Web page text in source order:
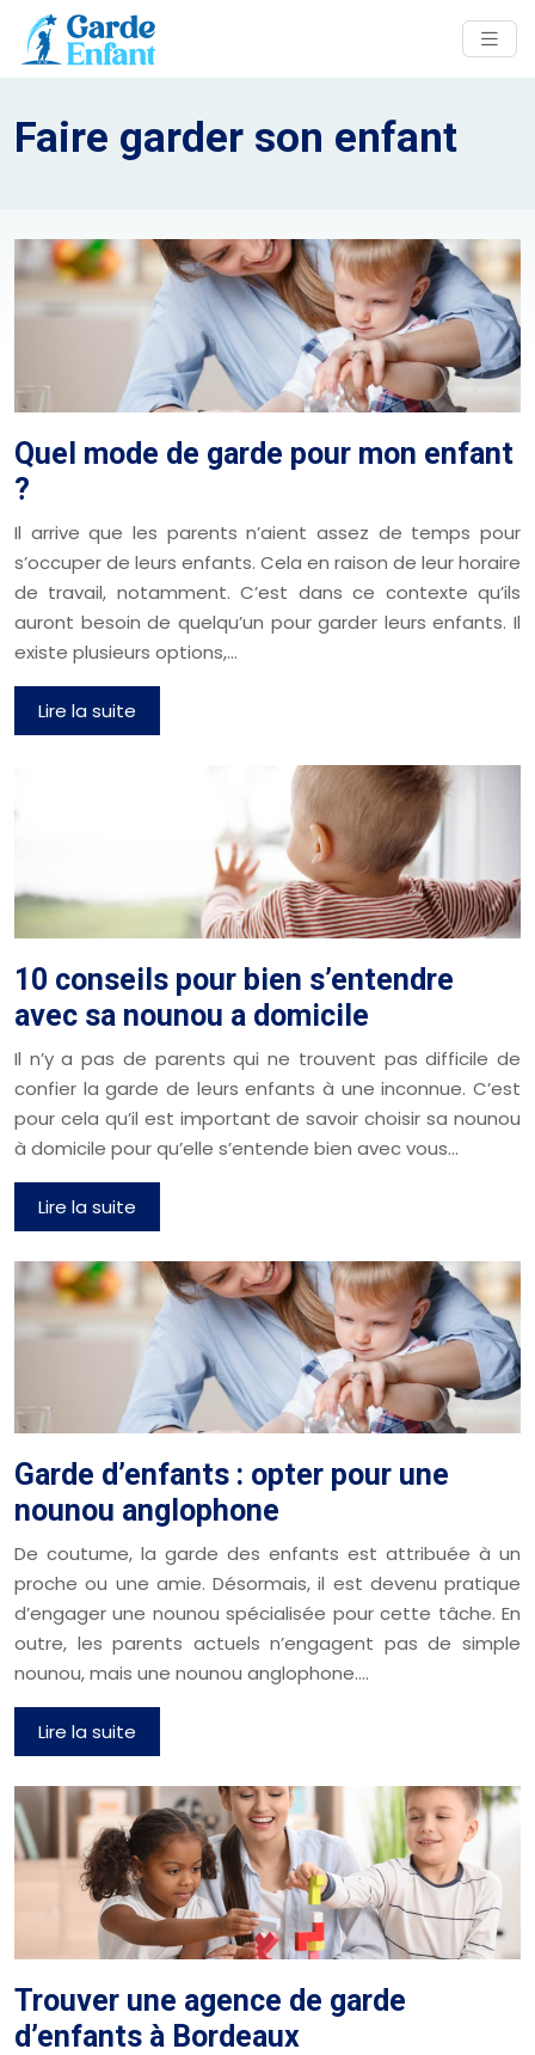
Faire garder son enfant
Quel mode de garde pour mon enfant
?
Il arrive que les parents n’aient assez de temps pour
s’occuper de leurs enfants. Cela en raison de leur horaire
de travail, notamment. C’est dans ce contexte qu’ils
auront besoin de quelqu’un pour garder leurs enfants. Il
existe plusieurs options,…
Lire la suite
10 conseils pour bien s’entendre
avec sa nounou a domicile
Il n’y a pas de parents qui ne trouvent pas difficile de
confier la garde de leurs enfants à une inconnue. C’est
pour cela qu’il est important de savoir choisir sa nounou
à domicile pour qu’elle s’entende bien avec vous…
Lire la suite
Garde d’enfants : opter pour une
nounou anglophone
De coutume, la garde des enfants est attribuée à un
proche ou une amie. Désormais, il est devenu pratique
d’engager une nounou spécialisée pour cette tâche. En
outre, les parents actuels n’engagent pas de simple
nounou, mais une nounou anglophone….
Lire la suite
Trouver une agence de garde
d’enfants à Bordeaux